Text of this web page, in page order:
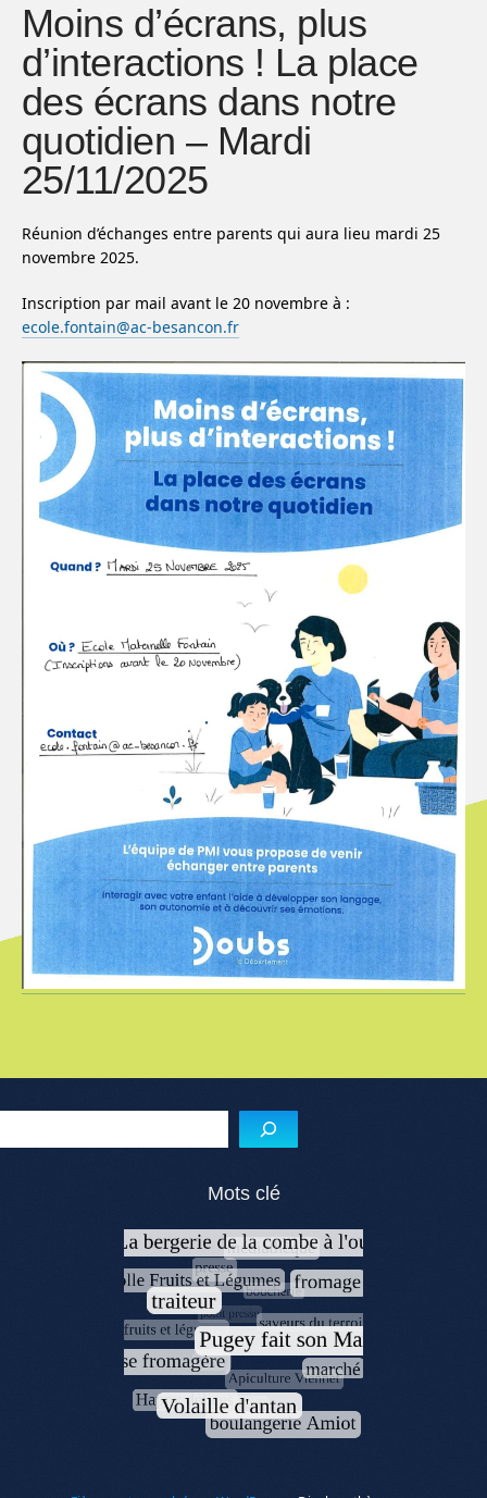
Moins d’écrans, plus
d’interactions ! La place
des écrans dans notre
quotidien – Mardi
25/11/2025
Réunion d’échanges entre parents qui aura lieu mardi 25
novembre 2025.
Inscription par mail avant le 20 novembre à :
ecole.fontain@ac-besancon.fr
Menu de l'article
Mots clé